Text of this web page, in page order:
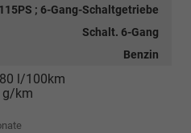
; 6-Gang-Schaltgetriebe
Schalt. 6-Gang
Benzin
l/100km
g/km